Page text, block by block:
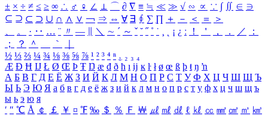
± × ÷ ≠ ≤ ≥ ∞ ∴ ♂ ♀ ∠ ⊥ ⌒ ∂ ∇ ≡ ≒ ≪ ≫ √ ∽ ∝ ∵ ∫ ∬ ∈ ∋
⊆ ⊇ ⊂ ⊃ ∪ ∩ ∧ ∨ ￢ ⇒ ⇔ ∀ ∃ ∮ ∑ ∏ ＋ － ＜ ＝
＞
、
。 · ‥ … ¨ 〃 ― ＼ ∼ ´ ～ ˇ ˘ ˝ ˚ ˙ ¸ ¡ ¿ ː ！ ＇ ， ． ／
：
；
？ ＾ ｀
½ ⅓ ⅔ ¼ ¾ ⅛ ⅜ ⅝ ⅞ ¹ ² ³ ⁴ ⁿ ₁ ₂ ₃ ₄
Æ Ð Ħ Ĳ Ł Ø Œ Þ Ŧ Ŋ æ đ ð ħ ı ĳ ĸ ŀ ł ø œ ß þ ŧ ŋ ŉ
А Б В Г Д Е Ё Ж З И Й К Л М Н О П Р С Т У Ф Х Ц Ч Ш Щ Ъ
Ы Ь Э Ю Я а б в г д е ё ж з и й к л м н о п р с т у ф х ц ч ш щ ъ
ы ь э ю я
′ ″ ℃ Å ￠ ￡ ￥ ¤ ℉ ‰ ＄ ％ Ｆ ￦ ㎕ ㎖ ㎗ ℓ ㎘ ㏄ ㎣ ㎤ ㎥ ㎦